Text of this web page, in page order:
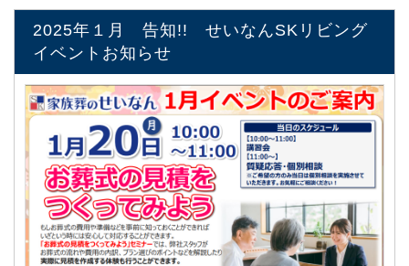
2025年１月 告知!! せいなんSKリビング
イベントお知らせ